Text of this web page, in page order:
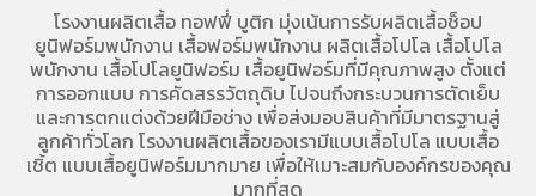
โรงงานผลิตเสื้อ ทอฟฟี่ บูติก มุ่งเน้นการรับผลิตเสื้อช็อป
ยูนิฟอร์มพนักงาน เสื้อฟอร์มพนักงาน ผลิตเสื้อโปโล เสื้อโปโล
พนักงาน เสื้อโปโลยูนิฟอร์ม เสื้อยูนิฟอร์มที่มีคุณภาพสูง ตั้งแต่
การออกแบบ การคัดสรรวัตถุดิบ ไปจนถึงกระบวนการตัดเย็บ
และการตกแต่งด้วยฝีมือช่าง เพื่อส่งมอบสินค้าที่มีมาตรฐานสู่
ลูกค้าทั่วโลก โรงงานผลิตเสื้อของเรามีแบบเสื้อโปโล แบบเสื้อ
เชิ้ต แบบเสื้อยูนิฟอร์มมากมาย เพื่อให้เมาะสมกับองค์กรของคุณ
มากที่สุด